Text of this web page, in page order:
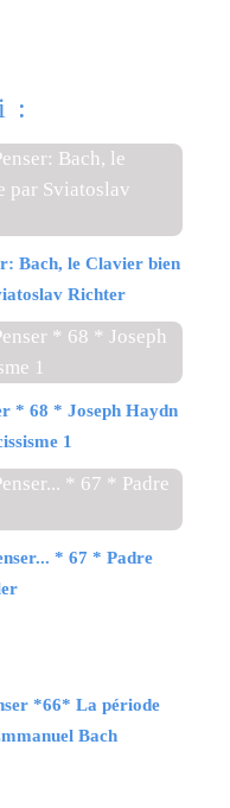
:
Bach, le Clavier bien
Richter
* 68 * Joseph Haydn
1
* 67 * Padre
*66* La période
Bach